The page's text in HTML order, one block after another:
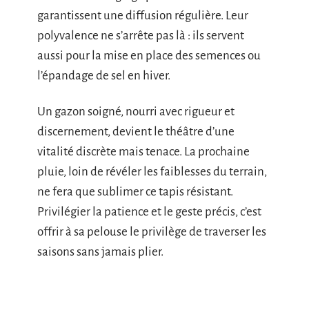
garantissent une diffusion régulière. Leur
polyvalence ne s’arrête pas là : ils servent
aussi pour la mise en place des semences ou
l’épandage de sel en hiver.
Un gazon soigné, nourri avec rigueur et
discernement, devient le théâtre d’une
vitalité discrète mais tenace. La prochaine
pluie, loin de révéler les faiblesses du terrain,
ne fera que sublimer ce tapis résistant.
Privilégier la patience et le geste précis, c’est
offrir à sa pelouse le privilège de traverser les
saisons sans jamais plier.